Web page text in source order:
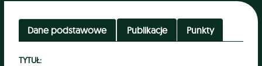
Dane podstawowe Publikacje Punkty
TYTUŁ: